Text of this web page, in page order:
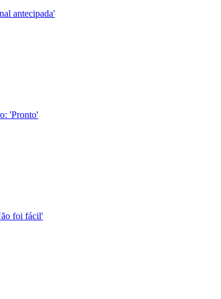
antecipada'
'Pronto'
foi fácil'